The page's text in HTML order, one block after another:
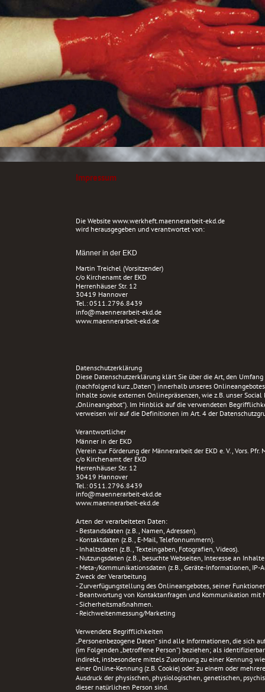
Impressum
Die Website www.werkheft.maennerarbeit-ekd.de
wird herausgegeben und verantwortet von:
Männer in der EKD
Martin Treichel (Vorsitzender)
c/o Kirchenamt der EKD
Herrenhäuser Str. 12
30419 Hannover
Tel.: 0511.2796.8439
info@maennerarbeit-ekd.de
www.maennerarbeit-ekd.de
Datenschutzerklärung
Diese Datenschutzerklärung klärt Sie über die Art, den
(nachfolgend kurz „Daten“) innerhalb unseres
Inhalte sowie externen Onlinepräsenzen, wie z.B. unser
„Onlineangebot“). Im Hinblick auf die verwendeten
verweisen wir auf die Definitionen im Art. 4 der
Verantwortlicher
Männer in der EKD
(Verein zur Förderung der Männerarbeit der EKD e. V., Vors. Pfr.
c/o Kirchenamt der EKD
Herrenhäuser Str. 12
30419 Hannover
Tel.: 0511.2796.8439
info@maennerarbeit-ekd.de
www.maennerarbeit-ekd.de
Arten der verarbeiteten Daten:
- Bestandsdaten (z.B., Namen, Adressen).
- Kontaktdaten (z.B., E-Mail, Telefonnummern).
- Inhaltsdaten (z.B., Texteingaben, Fotografien, Videos).
- Nutzungsdaten (z.B., besuchte Webseiten, Interesse an
- Meta-/Kommunikationsdaten (z.B., Geräte-Informationen, IP-
Zweck der Verarbeitung
- Zurverfügungstellung des Onlineangebotes, seiner
- Beantwortung von Kontaktanfragen und Kommunikation mit
- Sicherheitsmaßnahmen.
- Reichweitenmessung/Marketing
Verwendete Begrifflichkeiten
„Personenbezogene Daten“ sind alle Informationen, die
(im Folgenden „betroffene Person“) beziehen; als
indirekt, insbesondere mittels Zuordnung zu einer Kennung
einer Online-Kennung (z.B. Cookie) oder zu einem oder
Ausdruck der physischen, physiologischen, genetischen,
dieser natürlichen Person sind.